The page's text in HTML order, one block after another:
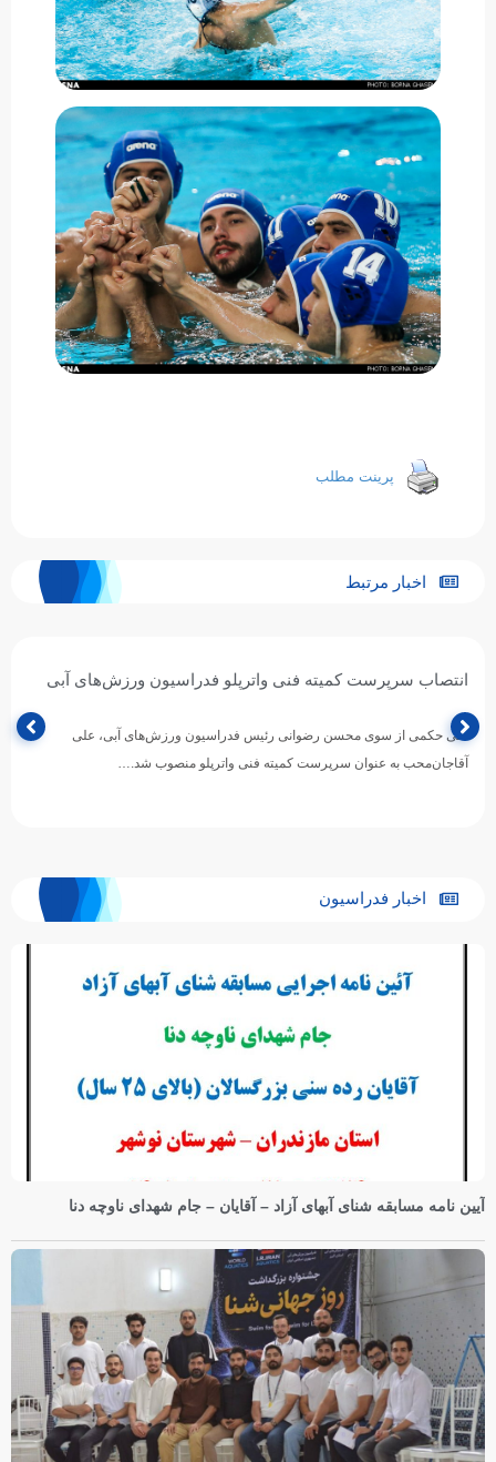
پرینت مطلب
اخبار مرتبط
آغاز اردوی آماده‌سازی تیم ملی واترپلوی ایران در روسیه / اردوی
تیم ملی واترپلوی بزرگسالان ایران در ادامه برنامه‌های آماده‌سازی برای حضور در
اخبار فدراسیون
آیین نامه مسابقه شنای آبهای آزاد – آقایان – جام شهدای ناوچه دنا